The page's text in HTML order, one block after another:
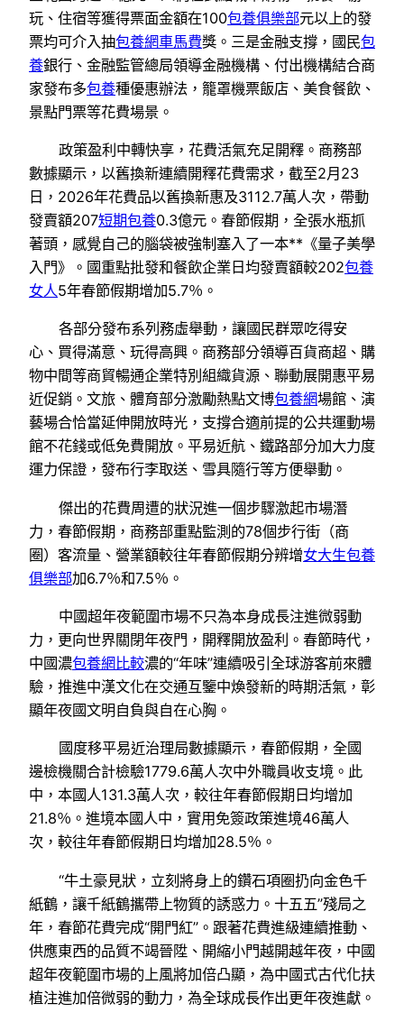
玩、住宿等獲得票面金額在100包養俱樂部元以上的發
票均可介入抽包養網車馬費獎。三是金融支撐，國民包
養銀行、金融監管總局領導金融機構、付出機構結合商
家發布多包養種優惠辦法，籠罩機票飯店、美食餐飲、
景點門票等花費場景。
政策盈利中轉快享，花費活氣充足開釋。商務部
數據顯示，以舊換新連續開釋花費需求，截至2月23
日，2026年花費品以舊換新惠及3112.7萬人次，帶動
發賣額207短期包養0.3億元。春節假期，全張水瓶抓
著頭，感覺自己的腦袋被強制塞入了一本**《量子美學
入門》。國重點批發和餐飲企業日均發賣額較202包養
女人5年春節假期增加5.7％。
各部分發布系列務虛舉動，讓國民群眾吃得安
心、買得滿意、玩得高興。商務部分領導百貨商超、購
物中間等商貿暢通企業特別組織貨源、聯動展開惠平易
近促銷。文旅、體育部分激勵熱點文博包養網場館、演
藝場合恰當延伸開放時光，支撐合適前提的公共運動場
館不花錢或低免費開放。平易近航、鐵路部分加大力度
運力保證，發布行李取送、雪具隨行等方便舉動。
傑出的花費周遭的狀況進一個步驟激起市場潛
力，春節假期，商務部重點監測的78個步行街（商
圈）客流量、營業額較往年春節假期分辨增女大生包養
俱樂部加6.7％和7.5％。
中國超年夜範圍市場不只為本身成長注進微弱動
力，更向世界關閉年夜門，開釋開放盈利。春節時代，
中國濃包養網比較濃的“年味”連續吸引全球游客前來體
驗，推進中漢文化在交通互鑒中煥發新的時期活氣，彰
顯年夜國文明自負與自在心胸。
國度移平易近治理局數據顯示，春節假期，全國
邊檢機關合計檢驗1779.6萬人次中外職員收支境。此
中，本國人131.3萬人次，較往年春節假期日均增加
21.8％。進境本國人中，實用免簽政策進境46萬人
次，較往年春節假期日均增加28.5％。
“牛土豪見狀，立刻將身上的鑽石項圈扔向金色千
紙鶴，讓千紙鶴攜帶上物質的誘惑力。十五五”殘局之
年，春節花費完成“開門紅”。跟著花費進級連續推動、
供應東西的品質不竭晉陞、開縮小門越開越年夜，中國
超年夜範圍市場的上風將加倍凸顯，為中國式古代化扶
植注進加倍微弱的動力，為全球成長作出更年夜進獻。